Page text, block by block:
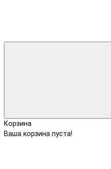
Корзина
Ваша корзина пуста!